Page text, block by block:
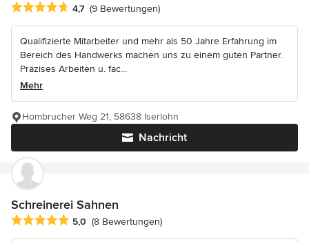
Durchschnittliche Bewertung: 4.7 von 5 Sternen
4,7 (9 Bewertungen)
Qualifizierte Mitarbeiter und mehr als 50 Jahre Erfahrung im
Bereich des Handwerks machen uns zu einem guten Partner.
Präzises Arbeiten u. fac...
Mehr
Nachricht
Hombrucher Weg 21, 58638 Iserlohn
Schreinerei Sahnen
Durchschnittliche Bewertung: 5 von 5 Sternen
5,0 (8 Bewertungen)